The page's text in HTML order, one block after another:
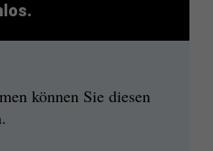
können Sie diesen